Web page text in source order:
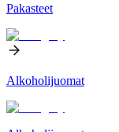
Pakasteet
Alkoholijuomat